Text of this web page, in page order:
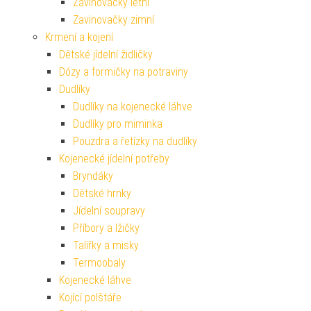
Zavinovačky zimní
Krmení a kojení
Dětské jídelní židličky
Dózy a formičky na potraviny
Dudlíky
Dudlíky na kojenecké láhve
Dudlíky pro miminka
Pouzdra a řetízky na dudlíky
Kojenecké jídelní potřeby
Bryndáky
Dětské hrnky
Jídelní soupravy
Příbory a lžičky
Talířky a misky
Termoobaly
Kojenecké láhve
Kojící polštáře